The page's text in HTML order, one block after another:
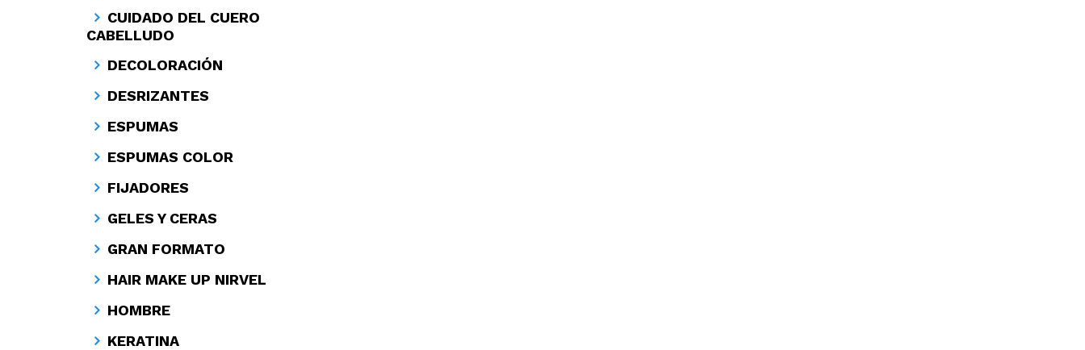
CUIDADO DEL CUERO
CABELLUDO
DECOLORACIÓN
DESRIZANTES
ESPUMAS
ESPUMAS COLOR
FIJADORES
GELES Y CERAS
GRAN FORMATO
HAIR MAKE UP NIRVEL
HOMBRE
KERATINA